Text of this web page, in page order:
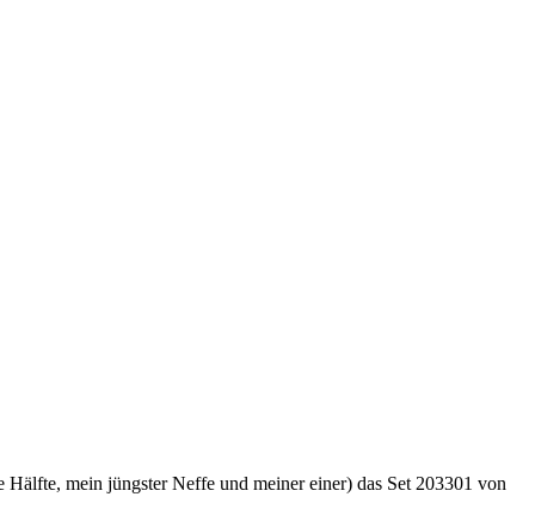
mein jüngster Neffe und meiner einer) das Set 203301 von